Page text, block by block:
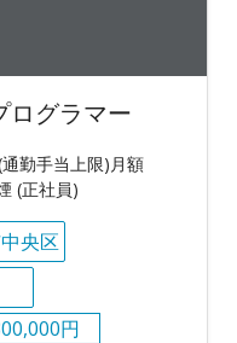
ログラマー
勤手当上限)月額
(正社員)
央区
円